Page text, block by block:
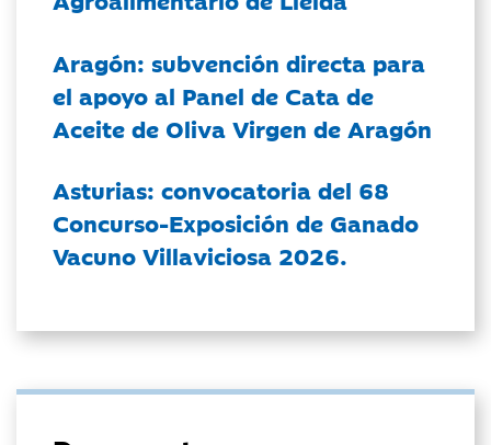
Aragón: subvención directa para
el apoyo al Panel de Cata de
Aceite de Oliva Virgen de Aragón
Asturias: convocatoria del 68
Concurso-Exposición de Ganado
Vacuno Villaviciosa 2026.